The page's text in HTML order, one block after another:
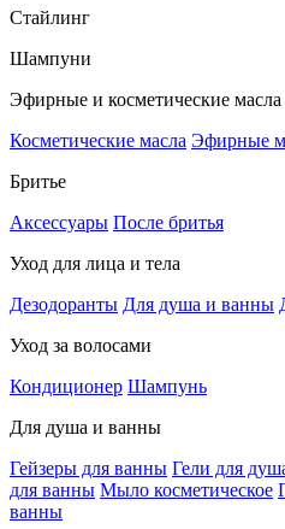
Стайлинг
Шампуни
Эфирные и косметические масла
Косметические масла Эфирные
Бритье
Аксессуары После бритья
Уход для лица и тела
Дезодоранты Для душа и ванны
Уход за волосами
Кондиционер Шампунь
Для душа и ванны
Гейзеры для ванны Гели для
для ванны Мыло косметическое
ванны